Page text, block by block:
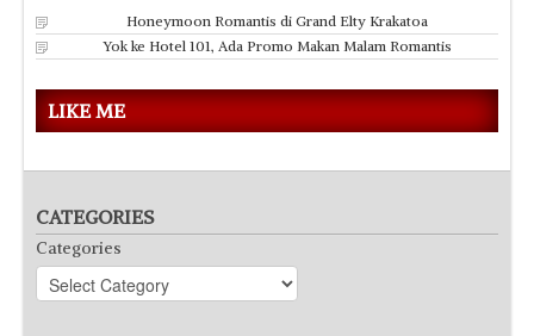
Honeymoon Romantis di Grand Elty Krakatoa
Yok ke Hotel 101, Ada Promo Makan Malam Romantis
LIKE ME
CATEGORIES
Categories